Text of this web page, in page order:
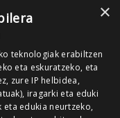
×
teknologiak erabiltzen
eta eskuratzeko, eta
zure IP helbidea,
iragarki eta eduki
edukia neurtzeko,